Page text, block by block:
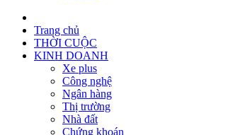
Trang chủ
THỜI CUỘC
KINH DOANH
Xe plus
Công nghệ
Ngân hàng
Thị trường
Nhà đất
Chứng khoán